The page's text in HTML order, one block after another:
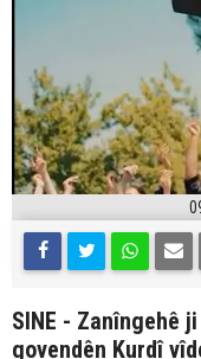
SINE - Zanîngehê
govendên Kurdî